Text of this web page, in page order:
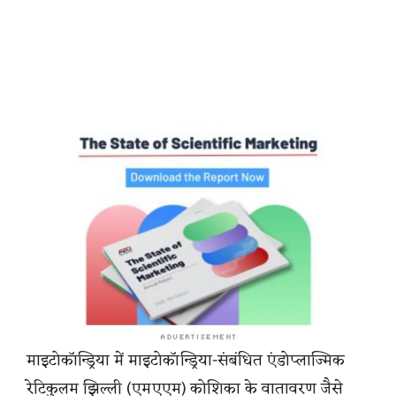
माइटोकॉन्ड्रिया में माइटोकॉन्ड्रिया-संबंधित एंडोप्लाज्मिक
रेटिकुलम झिल्ली (एमएएम) कोशिका के वातावरण जैसे